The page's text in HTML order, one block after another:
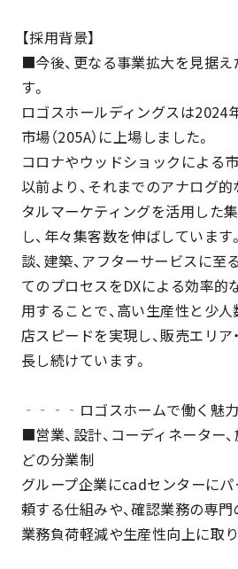
【採用背景】
■今後、更なる事業拡大を見据
す。
ロゴスホールディングスは2024
市場（205A）に上場しました。
コロナやウッドショックによる
以前より、それまでのアナログ
タルマーケティングを活用した
し、年々集客数を伸ばしています
談、建築、アフターサービスに
てのプロセスをDXによる効率的
用することで、高い生産性と少
店スピードを実現し、販売エリア
長し続けています。
‐‐‐‐ロゴスホームで働く魅
■営業、設計、コーディネーター
どの分業制
グループ企業にcadセンターに
頼する仕組みや、確認業務の専
業務負荷軽減や生産性向上に取